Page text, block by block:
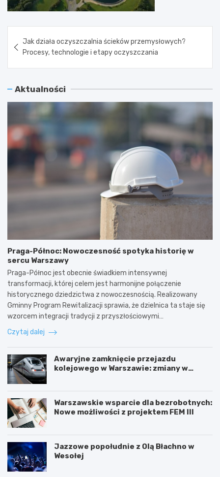
wpisu
Jak działa oczyszczalnia ścieków przemysłowych?
Procesy, technologie i etapy oczyszczania
Aktualności
Praga-Północ: Nowoczesność spotyka historię w
sercu Warszawy
Praga-Północ jest obecnie świadkiem intensywnej
transformacji, której celem jest harmonijne połączenie
historycznego dziedzictwa z nowoczesnością. Realizowany
Gminny Program Rewitalizacji sprawia, że dzielnica ta staje się
wzorcem integracji tradycji z przyszłościowymi…
Czytaj dalej
Awaryjne zamknięcie przejazdu
kolejowego w Warszawie: zmiany w
Warszawskie wsparcie dla bezrobotnych:
Nowe możliwości z projektem FEM III
Jazzowe popołudnie z Olą Błachno w
Wesołej